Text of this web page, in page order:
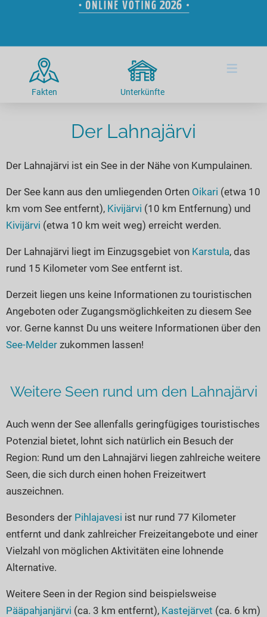
Radtouren am See
Kitesurfen
Kanu- & Kajaktouren
Badeseen in Deutschland
Wellness am See
Romantik Hotels
Urlaub an der Küste
Unterkünfte
Hotels am See
Ferienwohnungen
Kanu- & Kajak-Urlaub
Wanderurlaub
Bikeurlaub
Auszeit & Wellness
Camping am See
Top-Hotels
Familienhotels
Wellness-Hotels
Biohotels
Ausgefallenes
Häuser auf dem Wasser
Hundefreundliche Unterkünfte
Glamping
Seen in Deutschland
Seen in Europa
Überwachte Badestellen
Unsere See-Highlights
Deutschlands schönste Seen
Top Seen nach Bundesländern
Top Seen nach Regionen
Deutschlands Lieblingsseen
Seen in Europa
Österreich
Schweiz
Frankreich
Norwegen
alle Länder…
Fakten Unterkünfte
≡
Der Lahnajärvi
Der Lahnajärvi ist ein See in der Nähe von Kumpulainen.
Der See kann aus den umliegenden Orten Oikari (etwa 10
km vom See entfernt), Kivijärvi (10 km Entfernung) und
Kivijärvi (etwa 10 km weit weg) erreicht werden.
Der Lahnajärvi liegt im Einzugsgebiet von Karstula, das
rund 15 Kilometer vom See entfernt ist.
Derzeit liegen uns keine Informationen zu touristischen
Angeboten oder Zugangsmöglichkeiten zu diesem See
vor. Gerne kannst Du uns weitere Informationen über den
See-Melder zukommen lassen!
Weitere Seen rund um den Lahnajärvi
Auch wenn der See allenfalls geringfügiges touristisches
Potenzial bietet, lohnt sich natürlich ein Besuch der
Region: Rund um den Lahnajärvi liegen zahlreiche weitere
Seen, die sich durch einen hohen Freizeitwert
auszeichnen.
Besonders der Pihlajavesi ist nur rund 77 Kilometer
entfernt und dank zahlreicher Freizeitangebote und einer
Vielzahl von möglichen Aktivitäten eine lohnende
Alternative.
Weitere Seen in der Region sind beispielsweise
Pääpahjanjärvi (ca. 3 km entfernt), Kastejärvet (ca. 6 km)